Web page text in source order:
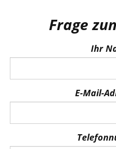
Frage
Ihr
E-Mail-